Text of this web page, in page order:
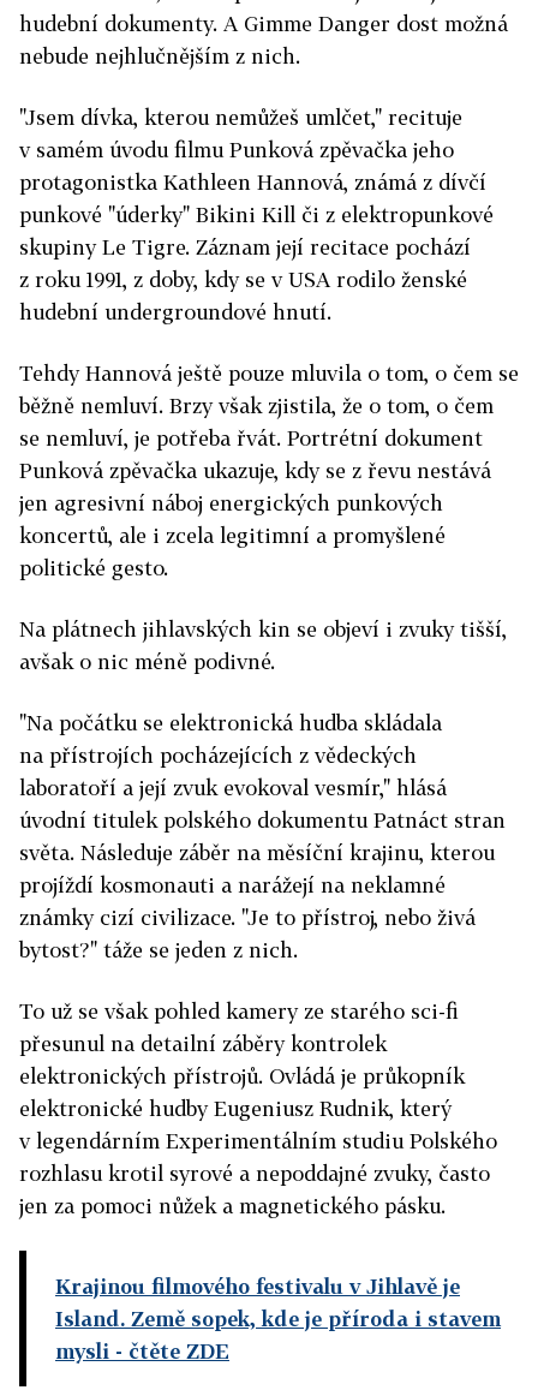
hudební dokumenty. A Gimme Danger dost možná
nebude nejhlučnějším z nich.
"Jsem dívka, kterou nemůžeš umlčet," recituje
v samém úvodu filmu Punková zpěvačka jeho
protagonistka Kathleen Hannová, známá z dívčí
punkové "úderky" Bikini Kill či z elektropunkové
skupiny Le Tigre. Záznam její recitace pochází
z roku 1991, z doby, kdy se v USA rodilo ženské
hudební undergroundové hnutí.
Tehdy Hannová ještě pouze mluvila o tom, o čem se
běžně nemluví. Brzy však zjistila, že o tom, o čem
se nemluví, je potřeba řvát. Portrétní dokument
Punková zpěvačka ukazuje, kdy se z řevu nestává
jen agresivní náboj energických punkových
koncertů, ale i zcela legitimní a promyšlené
politické gesto.
Na plátnech jihlavských kin se objeví i zvuky tišší,
avšak o nic méně podivné.
"Na počátku se elektronická hudba skládala
na přístrojích pocházejících z vědeckých
laboratoří a její zvuk evokoval vesmír," hlásá
úvodní titulek polského dokumentu Patnáct stran
světa. Následuje záběr na měsíční krajinu, kterou
projíždí kosmonauti a narážejí na neklamné
známky cizí civilizace. "Je to přístroj, nebo živá
bytost?" táže se jeden z nich.
To už se však pohled kamery ze starého sci-fi
přesunul na detailní záběry kontrolek
elektronických přístrojů. Ovládá je průkopník
elektronické hudby Eugeniusz Rudnik, který
v legendárním Experimentálním studiu Polského
rozhlasu krotil syrové a nepoddajné zvuky, často
jen za pomoci nůžek a magnetického pásku.
Krajinou filmového festivalu v Jihlavě je
Island. Země sopek, kde je příroda i stavem
mysli - čtěte ZDE